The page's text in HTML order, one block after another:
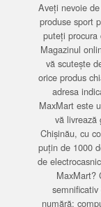
Aveți nevoie
produse sport
puteți
Magazinul
vă scutește
orice produs
adresa
MaxMart este
vă livrează
Chișinău, cu
puțin de 1000
de
MaxMart?
numără: